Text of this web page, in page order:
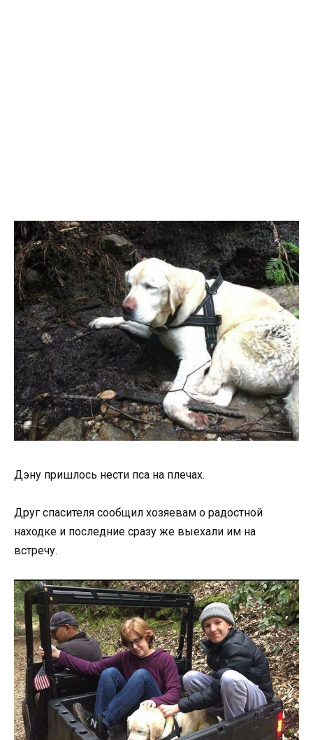
Дэну пришлось нести пса на плечах.
Друг спасителя сообщил хозяевам о радостной
находке и последние сразу же выехали им на
встречу.